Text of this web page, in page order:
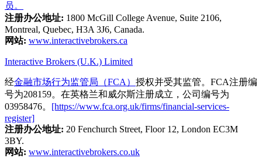
员。
注册办公地址: 1800 McGill College Avenue, Suite 2106,
Montreal, Quebec, H3A 3J6, Canada.
网站: www.interactivebrokers.ca
Interactive Brokers (U.K.) Limited
经金融市场行为监管局（FCA） 授权并受其监管。FCA注册编
号为208159。在英格兰和威尔斯注册成立，公司编号为
03958476。 [https://www.fca.org.uk/firms/financial-services-
register]
注册办公地址: 20 Fenchurch Street, Floor 12, London EC3M
3BY.
网站: www.interactivebrokers.co.uk